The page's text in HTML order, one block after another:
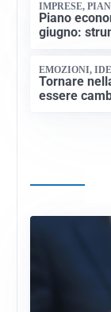
IMPRESE,
Piano
giugno:
EMOZIONI,
Tornare
essere